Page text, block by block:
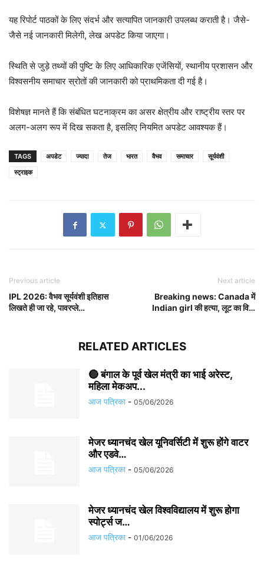
यह रिपोर्ट पाठकों के लिए संदर्भ और सत्यापित जानकारी उपलब्ध कराती है। जैसे-
जैसे नई जानकारी मिलेगी, लेख अपडेट किया जाएगा।
स्थिति से जुड़े तथ्यों की पुष्टि के लिए आधिकारिक एजेंसियों, स्थानीय प्रशासन और
विश्वसनीय समाचार स्रोतों की जानकारी को प्राथमिकता दी गई है।
विशेषज्ञ मानते हैं कि संबंधित घटनाक्रम का असर क्षेत्रीय और राष्ट्रीय स्तर पर
अलग-अलग रूप में दिख सकता है, इसलिए नियमित अपडेट आवश्यक हैं।
TAGS अपडेट ज्यादा तेज भारत वैभव समाचार
सूर्यवंशी
स्ट्राइक
Previous article
IPL 2026: वैभव सूर्यवंशी इतिहास
लिखते ही जा रहे, पावरप्ले…
Next article
Breaking news: Canada में
Indian girl की हत्या, लूट का वि…
RELATED ARTICLES
🔴 बंगाल के पूर्व खेल मंत्री का भाई अरेस्ट,
महिला मेकअप...
आज पत्रिका - 05/06/2026
मेजर ध्यानचंद खेल यूनिवर्सिटी में शुरू होंगे वाटर
और एडवे…
आज पत्रिका - 05/06/2026
मेजर ध्यानचंद खेल विश्वविद्यालय में शुरू होगा
स्पोर्ट्स ज…
आज पत्रिका - 01/06/2026